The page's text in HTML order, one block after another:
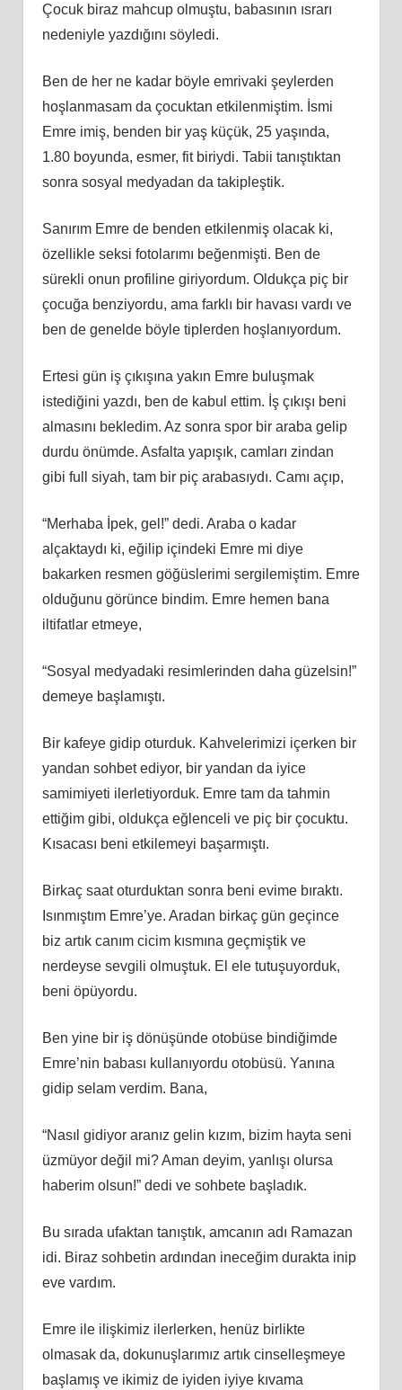
Çocuk biraz mahcup olmuştu, babasının ısrarı
nedeniyle yazdığını söyledi.
Ben de her ne kadar böyle emrivaki şeylerden
hoşlanmasam da çocuktan etkilenmiştim. İsmi
Emre imiş, benden bir yaş küçük, 25 yaşında,
1.80 boyunda, esmer, fit biriydi. Tabii tanıştıktan
sonra sosyal medyadan da takipleştik.
Sanırım Emre de benden etkilenmiş olacak ki,
özellikle seksi fotolarımı beğenmişti. Ben de
sürekli onun profiline giriyordum. Oldukça piç bir
çocuğa benziyordu, ama farklı bir havası vardı ve
ben de genelde böyle tiplerden hoşlanıyordum.
Ertesi gün iş çıkışına yakın Emre buluşmak
istediğini yazdı, ben de kabul ettim. İş çıkışı beni
almasını bekledim. Az sonra spor bir araba gelip
durdu önümde. Asfalta yapışık, camları zindan
gibi full siyah, tam bir piç arabasıydı. Camı açıp,
“Merhaba İpek, gel!” dedi. Araba o kadar
alçaktaydı ki, eğilip içindeki Emre mi diye
bakarken resmen göğüslerimi sergilemiştim. Emre
olduğunu görünce bindim. Emre hemen bana
iltifatlar etmeye,
“Sosyal medyadaki resimlerinden daha güzelsin!”
demeye başlamıştı.
Bir kafeye gidip oturduk. Kahvelerimizi içerken bir
yandan sohbet ediyor, bir yandan da iyice
samimiyeti ilerletiyorduk. Emre tam da tahmin
ettiğim gibi, oldukça eğlenceli ve piç bir çocuktu.
Kısacası beni etkilemeyi başarmıştı.
Birkaç saat oturduktan sonra beni evime bıraktı.
Isınmıştım Emre’ye. Aradan birkaç gün geçince
biz artık canım cicim kısmına geçmiştik ve
nerdeyse sevgili olmuştuk. El ele tutuşuyorduk,
beni öpüyordu.
Ben yine bir iş dönüşünde otobüse bindiğimde
Emre’nin babası kullanıyordu otobüsü. Yanına
gidip selam verdim. Bana,
“Nasıl gidiyor aranız gelin kızım, bizim hayta seni
üzmüyor değil mi? Aman deyim, yanlışı olursa
haberim olsun!” dedi ve sohbete başladık.
Bu sırada ufaktan tanıştık, amcanın adı Ramazan
idi. Biraz sohbetin ardından ineceğim durakta inip
eve vardım.
Emre ile ilişkimiz ilerlerken, henüz birlikte
olmasak da, dokunuşlarımız artık cinselleşmeye
başlamış ve ikimiz de iyiden iyiye kıvama